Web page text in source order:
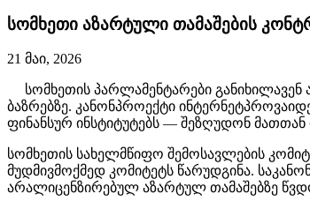
სომხეთი აზარტული თამაშების
21 მაი, 2026
სომხეთის პარლამენტარები
ბაზრებზე. კანონპროექტი
ფინანსურ ინსტიტუტებს — შეზღუდონ
სომხეთის სახელმწიფო შემოსავლების
მუდმივმოქმედ კომიტეტს წარუდგინა.
არალიცენზირებულ აზარტულ თამაშებზე